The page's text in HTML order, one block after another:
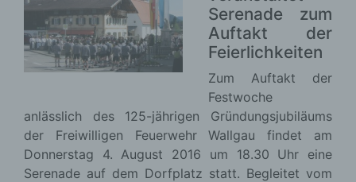
Serenade zum
Auftakt der
Feierlichkeiten
Zum Auftakt der
Festwoche
anlässlich des 125-jährigen Gründungsjubiläums
der Freiwilligen Feuerwehr Wallgau findet am
Donnerstag 4. August 2016 um 18.30 Uhr eine
Serenade auf dem Dorfplatz statt. Begleitet vom